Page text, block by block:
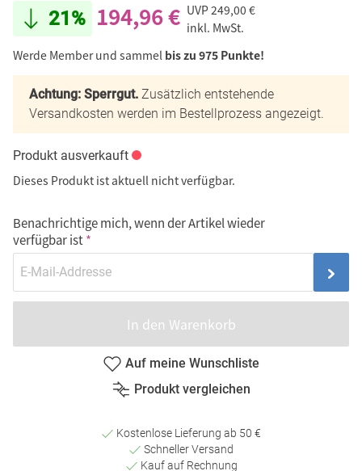
21% 194,96 € UVP249,00 €
inkl. MwSt.
Werde Member und sammel bis zu 975 Punkte!
Achtung: Sperrgut. Zusätzlich entstehende
Versandkosten werden im Bestellprozess angezeigt.
Produkt ausverkauft
Dieses Produkt ist aktuell nicht verfügbar.
Benachrichtige mich, wenn der Artikel wieder
verfügbar ist
In den Warenkorb
Auf meine Wunschliste
Produkt vergleichen
Kostenlose Lieferung ab 50 €
Schneller Versand
Kauf auf Rechnung